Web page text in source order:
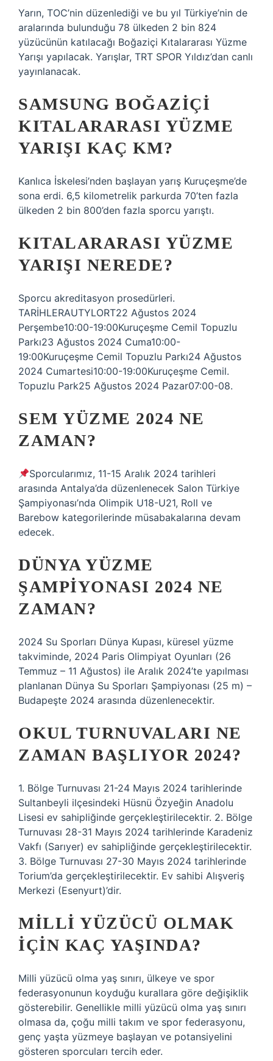
Yarın, TOC’nin düzenlediği ve bu yıl Türkiye’nin de
aralarında bulunduğu 78 ülkeden 2 bin 824
yüzücünün katılacağı Boğaziçi Kıtalararası Yüzme
Yarışı yapılacak. Yarışlar, TRT SPOR Yıldız’dan canlı
yayınlanacak.
SAMSUNG BOĞAZIÇI
KITALARARASI YÜZME
YARIŞI KAÇ KM?
Kanlıca İskelesi’nden başlayan yarış Kuruçeşme’de
sona erdi. 6,5 kilometrelik parkurda 70’ten fazla
ülkeden 2 bin 800’den fazla sporcu yarıştı.
KITALARARASI YÜZME
YARIŞI NEREDE?
Sporcu akreditasyon prosedürleri.
TARİHLERAUTYLORT22 Ağustos 2024
Perşembe10:00-19:00Kuruçeşme Cemil Topuzlu
Parkı23 Ağustos 2024 Cuma10:00-
19:00Kuruçeşme Cemil Topuzlu Parkı24 Ağustos
2024 Cumartesi10:00-19:00Kuruçeşme Cemil.
Topuzlu Park25 Ağustos 2024 Pazar07:00-08.
SEM YÜZME 2024 NE
ZAMAN?
Sporcularımız, 11-15 Aralık 2024 tarihleri ​​
arasında Antalya’da düzenlenecek Salon Türkiye
Şampiyonası’nda Olimpik U18-U21, Roll ve
Barebow kategorilerinde müsabakalarına devam
edecek.
DÜNYA YÜZME
ŞAMPIYONASI 2024 NE
ZAMAN?
2024 Su Sporları Dünya Kupası, küresel yüzme
takviminde, 2024 Paris Olimpiyat Oyunları (26
Temmuz – 11 Ağustos) ile Aralık 2024’te yapılması
planlanan Dünya Su Sporları Şampiyonası (25 m) –
Budapeşte 2024 arasında düzenlenecektir.
OKUL TURNUVALARI NE
ZAMAN BAŞLIYOR 2024?
1. Bölge Turnuvası 21-24 Mayıs 2024 tarihlerinde
Sultanbeyli ilçesindeki Hüsnü Özyeğin Anadolu
Lisesi ev sahipliğinde gerçekleştirilecektir. 2. Bölge
Turnuvası 28-31 Mayıs 2024 tarihlerinde Karadeniz
Vakfı (Sarıyer) ev sahipliğinde gerçekleştirilecektir.
3. Bölge Turnuvası 27-30 Mayıs 2024 tarihlerinde
Torium’da gerçekleştirilecektir. Ev sahibi Alışveriş
Merkezi (Esenyurt)’dir.
MILLI YÜZÜCÜ OLMAK
IÇIN KAÇ YAŞINDA?
Milli yüzücü olma yaş sınırı, ülkeye ve spor
federasyonunun koyduğu kurallara göre değişiklik
gösterebilir. Genellikle milli yüzücü olma yaş sınırı
olmasa da, çoğu milli takım ve spor federasyonu,
genç yaşta yüzmeye başlayan ve potansiyelini
gösteren sporcuları tercih eder.